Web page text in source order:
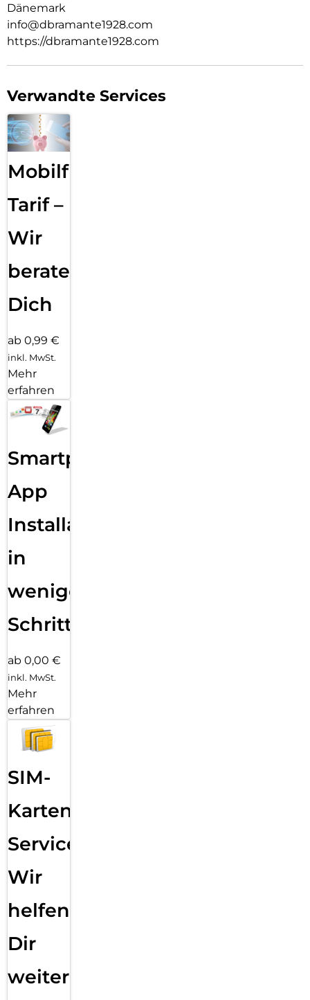
Dänemark
info@dbramante1928.com
https://dbramante1928.com
Verwandte Services
Mobilfunk
Tarif –
Wir
beraten
Dich
ab 0,99 €
inkl. MwSt.
Mehr
erfahren
Smartphone
App
Installation
in
wenigen
Schritten
ab 0,00 €
inkl. MwSt.
Mehr
erfahren
SIM-
Karten
Service:
Wir
helfen
Dir
weiter